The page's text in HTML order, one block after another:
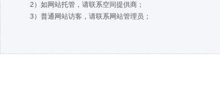
2）如网站托管，请联系空间提供商；
3）普通网站访客，请联系网站管理员；